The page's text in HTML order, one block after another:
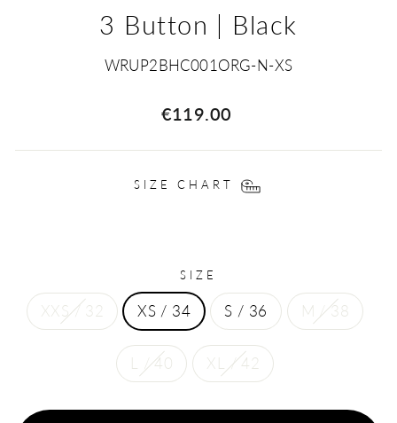
3 Button | Black
WRUP2BHC001ORG-N-XS
Regular
€119.00
SIZE CHART
SIZE
XXS / 32 XS / 34 S / 36 M / 38
L / 40 XL / 42